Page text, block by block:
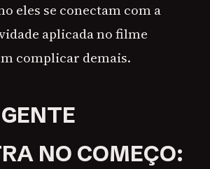
eles se conectam com a
aplicada no filme
complicar demais.
NO COMEÇO: